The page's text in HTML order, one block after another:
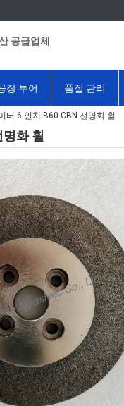
공급업체
장 투어 품질 관리
터 6 인치 B60 CBN 선명화 휠
화 휠